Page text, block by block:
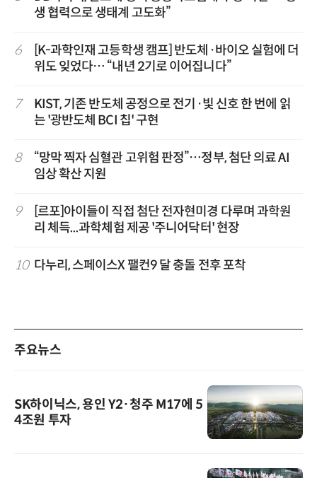
생 협력으로 생태계 고도화”
6
[K-과학인재 고등학생 캠프] 반도체·바이오 실험에 더
위도 잊었다… “내년 2기로 이어집니다”
7
KIST, 기존 반도체 공정으로 전기·빛 신호 한 번에 읽
는 '광반도체 BCI 칩' 구현
8
“망막 찍자 심혈관 고위험 판정”…정부, 첨단 의료 AI
임상 확산 지원
9
[르포]아이들이 직접 첨단 전자현미경 다루며 과학원
리 체득...과학체험 제공 '주니어닥터' 현장
10 다누리, 스페이스X 팰컨9 달 충돌 전후 포착
주요뉴스
SK하이닉스, 용인 Y2·청주 M17에 5
4조원 투자